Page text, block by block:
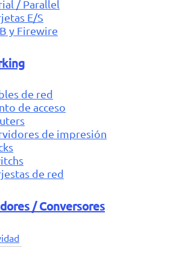
/ Parallel
E/S
y Firewire
de red
de acceso
de impresión
de red
/ Conversores